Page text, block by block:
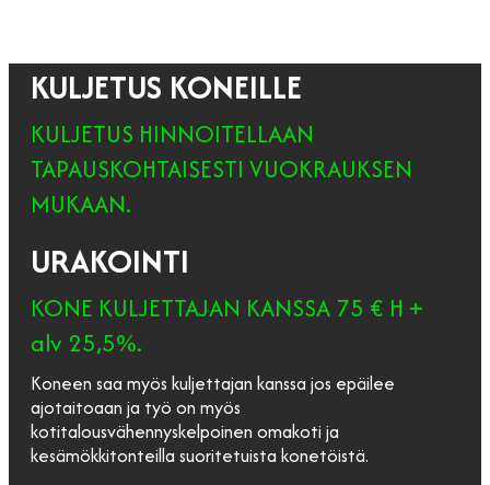
KULJETUS KONEILLE
KULJETUS HINNOITELLAAN
TAPAUSKOHTAISESTI VUOKRAUKSEN
MUKAAN.
URAKOINTI
KONE KULJETTAJAN KANSSA 75 € H +
alv 25,5%.
Koneen saa myös kuljettajan kanssa jos epäilee
ajotaitoaan ja työ on myös
kotitalousvähennyskelpoinen omakoti ja
kesämökkitonteilla suoritetuista konetöistä.